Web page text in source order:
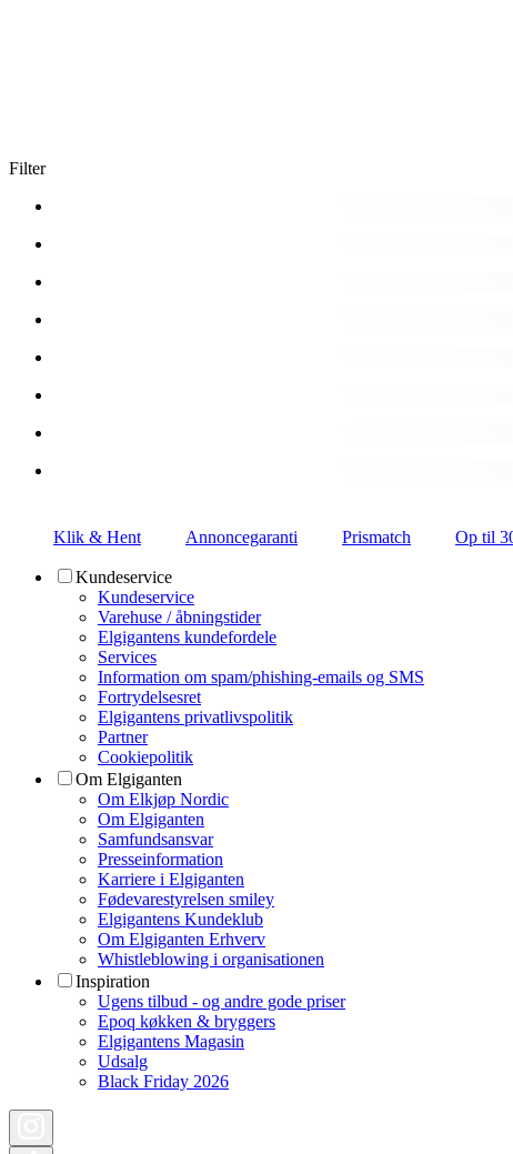
Filter
Klik & Hent Annoncegaranti Prismatch Op til
Kundeservice
Kundeservice
Varehuse / åbningstider
Elgigantens kundefordele
Services
Information om spam/phishing-emails og SMS
Fortrydelsesret
Elgigantens privatlivspolitik
Partner
Cookiepolitik
Om Elgiganten
Om Elkjøp Nordic
Om Elgiganten
Samfundsansvar
Presseinformation
Karriere i Elgiganten
Fødevarestyrelsen smiley
Elgigantens Kundeklub
Om Elgiganten Erhverv
Whistleblowing i organisationen
Inspiration
Ugens tilbud - og andre gode priser
Epoq køkken & bryggers
Elgigantens Magasin
Udsalg
Black Friday 2026